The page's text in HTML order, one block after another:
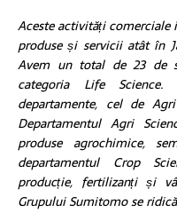
Aceste activități comerciale
produse și servicii atât în
Avem un total de 23 de
categoria Life
departamente, cel de
Departamentul Agri
produse agrochimice,
departamentul Crop
producție, fertilizanți și
Grupului Sumitomo se